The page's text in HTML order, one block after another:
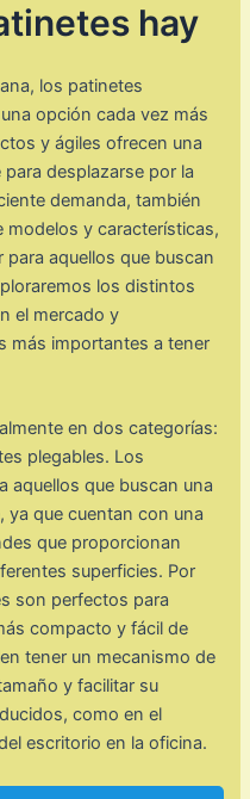
hay
los patinetes
opción cada vez más
y ágiles ofrecen una
desplazarse por la
demanda, también
modelos y características,
para aquellos que buscan
los distintos
el mercado y
más importantes a tener
en dos categorías:
plegables. Los
aquellos que buscan una
ya que cuentan con una
que proporcionan
superficies. Por
son perfectos para
compacto y fácil de
tener un mecanismo de
y facilitar su
como en el
escritorio en la oficina.